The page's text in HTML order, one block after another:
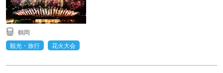
鶴岡
観光・旅行
花火大会